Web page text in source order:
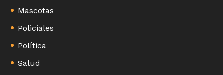
Mascotas
Policiales
Política
Salud